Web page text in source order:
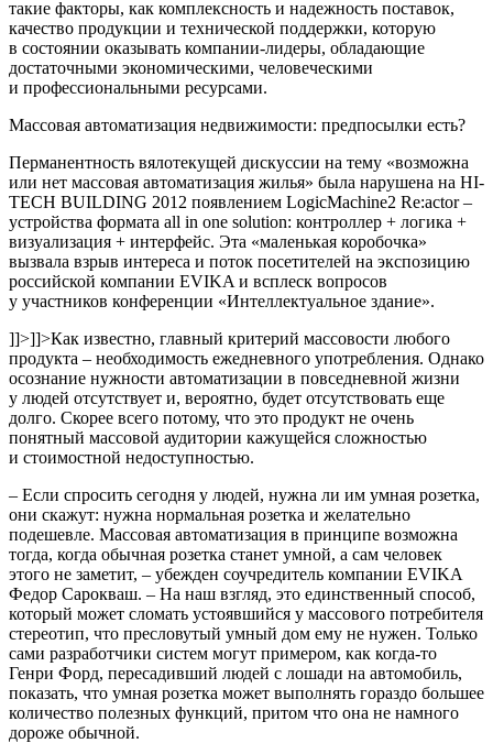
такие факторы, как комплексность и надежность поставок,
качество продукции и технической поддержки, которую
в состоянии оказывать компании-лидеры, обладающие
достаточными экономическими, человеческими
и профессиональными ресурсами.
Массовая автоматизация недвижимости: предпосылки есть?
Перманентность вялотекущей дискуссии на тему «возможна
или нет массовая автоматизация жилья» была нарушена на HI-
TECH BUILDING 2012 появлением LogicMachine2 Re:actor –
устройства формата all in one solution: контроллер + логика +
визуализация + интерфейс. Эта «маленькая коробочка»
вызвала взрыв интереса и поток посетителей на экспозицию
российской компании EVIKA и всплеск вопросов
у участников конференции «Интеллектуальное здание».
]]>]]>Как известно, главный критерий массовости любого
продукта – необходимость ежедневного употребления. Однако
осознание нужности автоматизации в повседневной жизни
у людей отсутствует и, вероятно, будет отсутствовать еще
долго. Скорее всего потому, что это продукт не очень
понятный массовой аудитории кажущейся сложностью
и стоимостной недоступностью.
– Если спросить сегодня у людей, нужна ли им умная розетка,
они скажут: нужна нормальная розетка и желательно
подешевле. Массовая автоматизация в принципе возможна
тогда, когда обычная розетка станет умной, а сам человек
этого не заметит, – убежден соучредитель компании EVIKA
Федор Сарокваш. – На наш взгляд, это единственный способ,
который может сломать устоявшийся у массового потребителя
стереотип, что пресловутый умный дом ему не нужен. Только
сами разработчики систем могут примером, как когда-то
Генри Форд, пересадивший людей с лошади на автомобиль,
показать, что умная розетка может выполнять гораздо большее
количество полезных функций, притом что она не намного
дороже обычной.